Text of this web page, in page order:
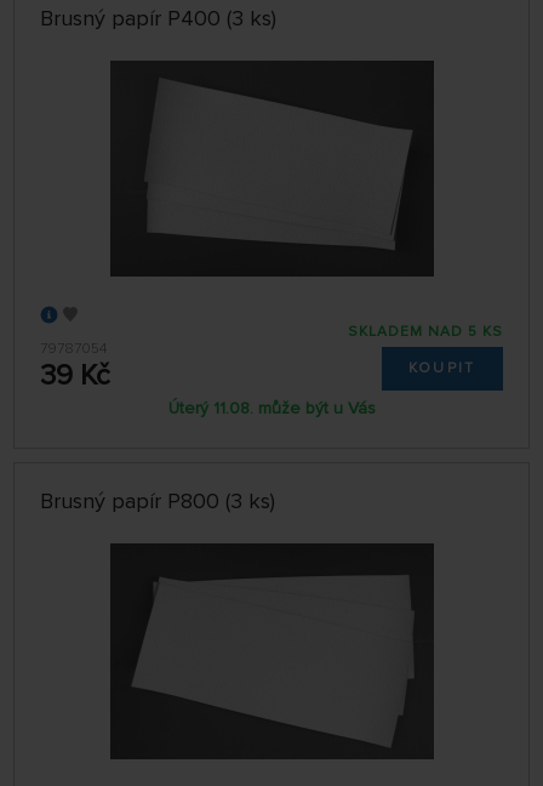
Brusný papír P400 (3 ks)
79787054
39 Kč
SKLADEM NAD 5 KS
KOUPIT
Úterý 11.08. může být u Vás
Brusný papír P800 (3 ks)